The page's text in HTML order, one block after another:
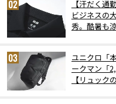
【汗だく通
ビジネスの
秀。酷暑も
ユニクロ「
ークマン「
【リュック